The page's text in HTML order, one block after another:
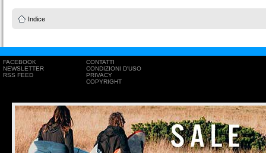
Indice
FACEBOOK
NEWSLETTER
RSS FEED
CONTATTI
CONDIZIONI D'USO
PRIVACY
COPYRIGHT